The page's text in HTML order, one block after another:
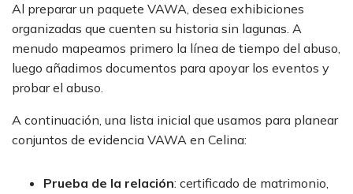
Al preparar un paquete VAWA, desea exhibiciones
organizadas que cuenten su historia sin lagunas. A
menudo mapeamos primero la línea de tiempo del abuso,
luego añadimos documentos para apoyar los eventos y
probar el abuso.
A continuación, una lista inicial que usamos para planear
conjuntos de evidencia VAWA en Celina:
Prueba de la relación: certificado de matrimonio,